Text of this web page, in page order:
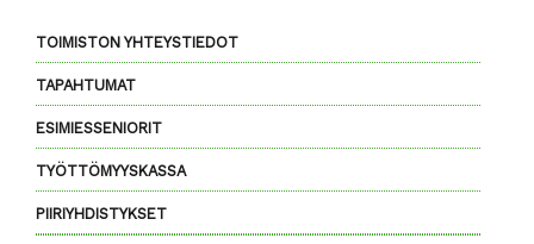
TOIMISTON YHTEYSTIEDOT
TAPAHTUMAT
ESIMIESSENIORIT
TYÖTTÖMYYSKASSA
PIIRIYHDISTYKSET